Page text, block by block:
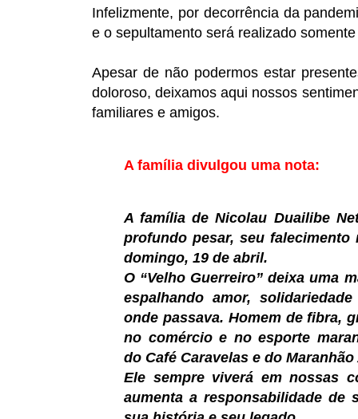
Infelizmente, por decorrência da
e o sepultamento será realizado
Apesar de não podermos estar
doloroso, deixamos aqui nossos
familiares e amigos.
A família divulgou uma nota:
A família de Nicolau Duailibe
profundo pesar, seu falecimento
domingo, 19 de abril.
O “Velho Guerreiro” deixa uma
espalhando amor,
onde passava. Homem de fibra,
no comércio e no esporte
do Café Caravelas e do
Ele sempre viverá em nossas
aumenta a responsabilidade de